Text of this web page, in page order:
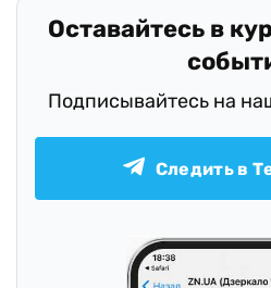
Оставайтесь в
Подписывайтесь на
Следить в